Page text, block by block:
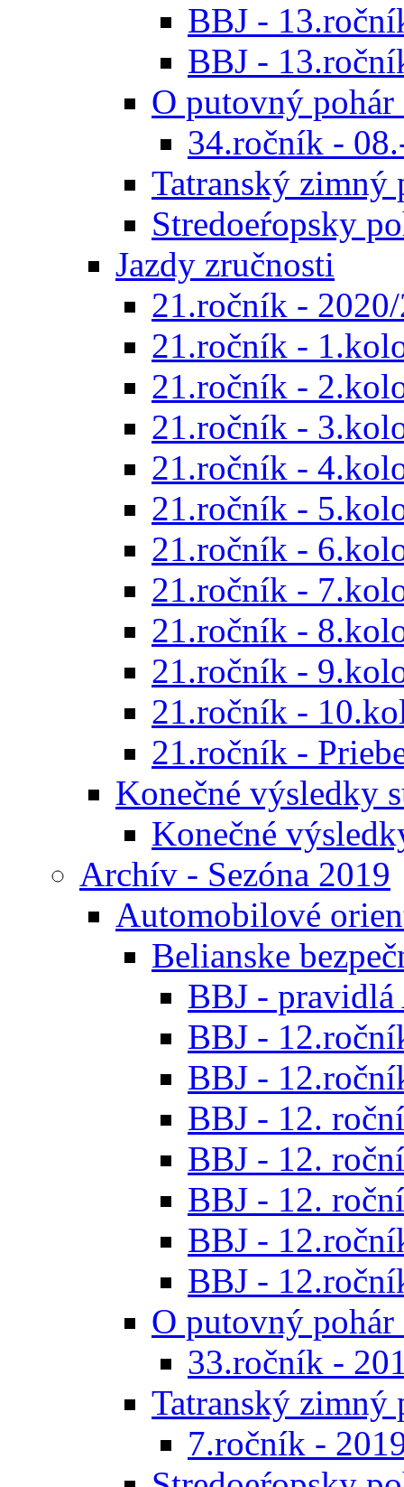
BBJ -
BBJ -
O putovný
34.ročník -
Tatranský zimný
Stredoeŕopsky
Jazdy zručnosti
21.ročník -
21.ročník -
21.ročník -
21.ročník -
21.ročník -
21.ročník -
21.ročník -
21.ročník -
21.ročník -
21.ročník -
21.ročník -
21.ročník -
Konečné výsledky
Konečné
Archív - Sezóna 2019
Automobilové
Belianske
BBJ - pravidlá
BBJ -
BBJ -
BBJ - 12.
BBJ - 12.
BBJ - 12.
BBJ -
BBJ -
O putovný
33.ročník -
Tatranský zimný
7.ročník -